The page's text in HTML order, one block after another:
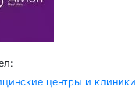
центры и клиники